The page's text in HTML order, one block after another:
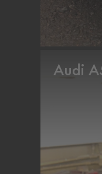
Audi